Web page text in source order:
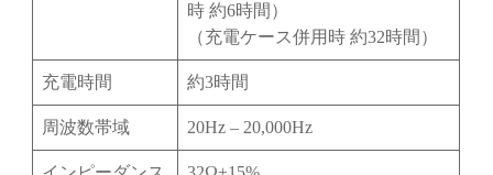
時 約6時間）
（充電ケース併用時 約32時間）
充電時間 約3時間
周波数帯域 20Hz – 20,000Hz